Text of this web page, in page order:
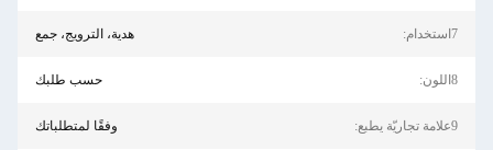
7استخدام: هدية، الترويج، جمع
8اللون: حسب طلبك
9علامة تجاريّة يطبع: وفقًا لمتطلباتك